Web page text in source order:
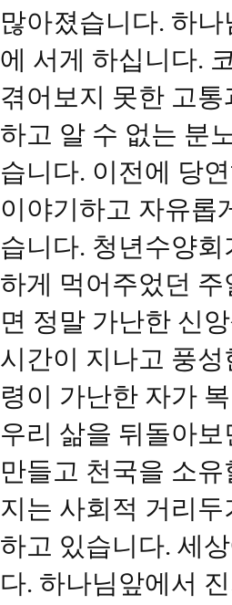
많아졌습니다. 하
에 서게 하십니다.
겪어보지 못한 고
하고 알 수 없는 분
습니다. 이전에 당
이야기하고 자유롭
습니다. 청년수양
하게 먹어주었던
면 정말 가난한 신
시간이 지나고 풍
령이 가난한 자가
우리 삶을 뒤돌아
만들고 천국을 소
지는 사회적 거리
하고 있습니다. 세
다. 하나님앞에서